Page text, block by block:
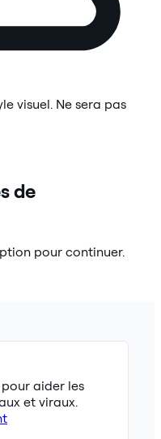
visuel. Ne sera pas
de
pour continuer.
aider les
et viraux.